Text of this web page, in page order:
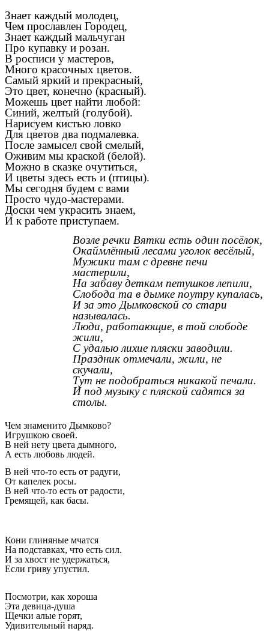
Знает каждый молодец,
Чем прославлен Городец,
Знает каждый мальчуган
Про купавку и розан.
В росписи у мастеров,
Много красочных цветов.
Самый яркий и прекрасный,
Это цвет, конечно (красный).
Можешь цвет найти любой:
Синий, желтый (голубой).
Нарисуем кистью ловко
Для цветов два подмалевка.
После замысел свой смелый,
Оживим мы краской (белой).
Можно в сказке очутиться,
И цветы здесь есть и (птицы).
Мы сегодня будем с вами
Просто чудо-мастерами.
Доски чем украсить знаем,
И к работе приступаем.
Возле речки Вятки есть один посёлок,
Окаймлённый лесами уголок весёлый,
Мужики там с древне печи
мастерили,
На забаву деткам петушков лепили,
Слобода та в дымке поутру купалась,
И за это Дымковской со стари
называлась.
Люди, работающие, в той слободе
жили,
С удалью лихие пляски заводили.
Праздник отмечали, жили, не
скучали,
Тут не подобраться никакой печали.
И под музыку с пляской садятся за
столы.
Чем знаменито Дымково?
Игрушкою своей.
В ней нету цвета дымного,
А есть любовь людей.
В ней что-то есть от радуги,
От капелек росы.
В ней что-то есть от радости,
Гремящей, как басы.
Кони глиняные мчатся
На подставках, что есть сил.
И за хвост не удержаться,
Если гриву упустил.
Посмотри, как хороша
Эта девица-душа
Щечки алые горят,
Удивительный наряд.